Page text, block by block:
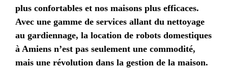
plus confortables et nos maisons plus efficaces.
Avec une gamme de services allant du nettoyage
au gardiennage, la location de robots domestiques
à Amiens n’est pas seulement une commodité,
mais une révolution dans la gestion de la maison.